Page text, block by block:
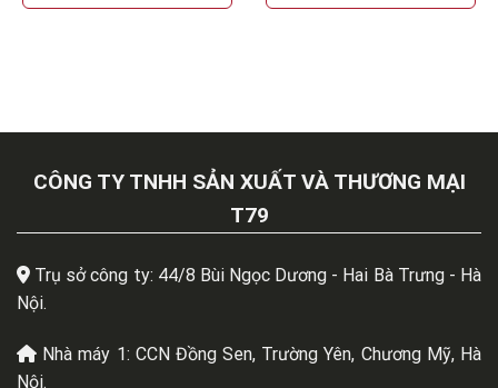
CÔNG TY TNHH SẢN XUẤT VÀ THƯƠNG MẠI
T79
Trụ sở công ty: 44/8 Bùi Ngọc Dương - Hai Bà Trưng - Hà
Nội.
Nhà máy 1: CCN Đồng Sen, Trường Yên, Chương Mỹ, Hà
Nội.